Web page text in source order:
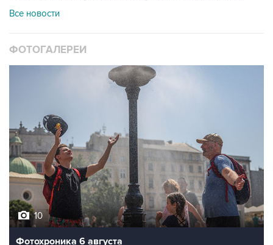
Все новости
ФОТОГАЛЕРЕИ
10
Фотохроника 6 августа